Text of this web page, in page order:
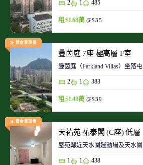
2 1 485
租 $1.68萬 @$35
黃金置頂盤
疊茵庭 7座 極高層 F室
疊茵庭（Parkland Villas）坐落
2 1 383
租 $1.48萬 @$39
黃金置頂盤
天祐苑 祐泰閣 (C座) 低層
屋苑鄰近天水圍運動場及天水
1 1 438